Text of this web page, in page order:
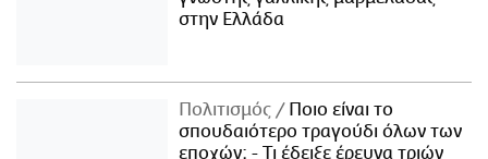
στην Ελλάδα
Πολιτισμός
Ποιο είναι το
σπουδαιότερο τραγούδι όλων των
εποχών; - Τι έδειξε έρευνα τριών